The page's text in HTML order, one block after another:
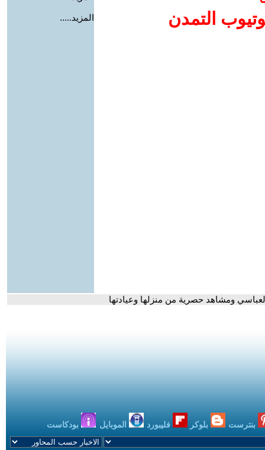
التمدن
المزيد.....
ومشاهد حصرية من منزلها وعيادتها
بنترست بلوكر فليبورد الموبايل بودكاست